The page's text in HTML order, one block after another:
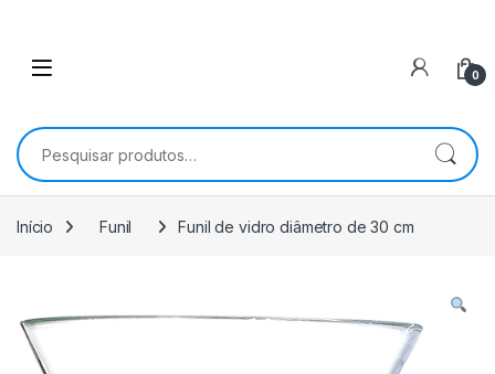
0
Pesquisar por:
Início Funil Funil de vidro diâmetro de 30 cm